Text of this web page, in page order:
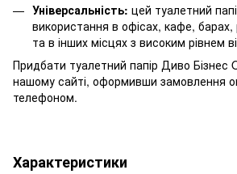
Універсальність: цей туалетний
використання в офісах, кафе, барах,
та в інших місцях з високим рівнем
Придбати туалетний папір Диво Бізнес
нашому сайті, оформивши замовлення
телефоном.
Характеристики